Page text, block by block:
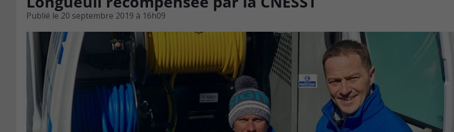
Publié le 20 septembre 2019 à 16h09